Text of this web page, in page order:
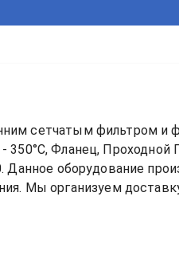
сетчатым фильтром и
- 350°C, Фланец, Проходной
. Данное оборудование
Мы организуем